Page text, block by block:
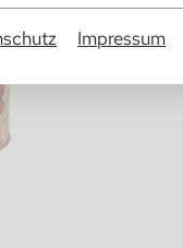
Impressum